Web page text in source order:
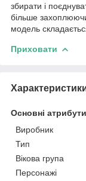
збирати і
більше
модель
Приховати
Основні атрибути
Виробник
Тип
Вікова група
Персонажі